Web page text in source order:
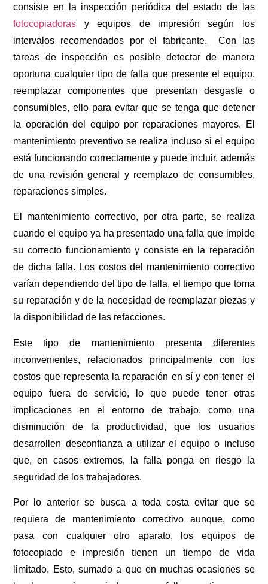
consiste en la inspección periódica del estado de las
fotocopiadoras y equipos de impresión según los
intervalos recomendados por el fabricante. Con las
tareas de inspección es posible detectar de manera
oportuna cualquier tipo de falla que presente el equipo,
reemplazar componentes que presentan desgaste o
consumibles, ello para evitar que se tenga que detener
la operación del equipo por reparaciones mayores. El
mantenimiento preventivo se realiza incluso si el equipo
está funcionando correctamente y puede incluir, además
de una revisión general y reemplazo de consumibles,
reparaciones simples.
El mantenimiento correctivo, por otra parte, se realiza
cuando el equipo ya ha presentado una falla que impide
su correcto funcionamiento y consiste en la reparación
de dicha falla. Los costos del mantenimiento correctivo
varían dependiendo del tipo de falla, el tiempo que toma
su reparación y de la necesidad de reemplazar piezas y
la disponibilidad de las refacciones.
Este tipo de mantenimiento presenta diferentes
inconvenientes, relacionados principalmente con los
costos que representa la reparación en sí y con tener el
equipo fuera de servicio, lo que puede tener otras
implicaciones en el entorno de trabajo, como una
disminución de la productividad, que los usuarios
desarrollen desconfianza a utilizar el equipo o incluso
que, en casos extremos, la falla ponga en riesgo la
seguridad de los trabajadores.
Por lo anterior se busca a toda costa evitar que se
requiera de mantenimiento correctivo aunque, como
pasa con cualquier otro aparato, los equipos de
fotocopiado e impresión tienen un tiempo de vida
limitado. Esto, sumado a que en muchas ocasiones se